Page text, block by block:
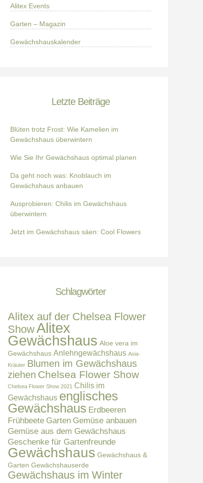
Alitex Events
Garten – Magazin
Gewächshauskalender
Letzte Beiträge
Blüten trotz Frost: Wie Kamelien im
Gewächshaus überwintern
Wie Sie Ihr Gewächshaus optimal planen
Da geht noch was: Knoblauch im
Gewächshaus anbauen
Ausprobieren: Chilis im Gewächshaus
überwintern
Jetzt im Gewächshaus säen: Cool Flowers
Schlagwörter
Alitex auf der Chelsea Flower
ShowAlitex
Gewächshaus Aloe vera im
Gewächshaus Anlehngewächshaus Asia-
Kräuter Blumen im Gewächshaus
ziehen Chelsea Flower Show
Chelsea Flower Show 2021 Chilis im
Gewächshaus englisches
Gewächshaus Erdbeeren
Frühbeete Garten Gemüse anbauen
Gemüse aus dem Gewächshaus
Geschenke für Gartenfreunde
Gewächshaus Gewächshaus &
Garten Gewächshauserde
Gewächshaus im Winter